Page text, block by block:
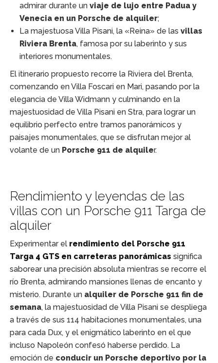
admirar durante un viaje de lujo entre Padua y
Venecia en un Porsche de alquiler;
La majestuosa Villa Pisani, la «Reina» de las villas
Riviera Brenta, famosa por su laberinto y sus
interiores monumentales.
El itinerario propuesto recorre la Riviera del Brenta,
comenzando en Villa Foscari en Mari, pasando por la
elegancia de Villa Widmann y culminando en la
majestuosidad de Villa Pisani en Stra, para lograr un
equilibrio perfecto entre tramos panorámicos y
paisajes monumentales, que se disfrutan mejor al
volante de un Porsche 911 de alquiler.
Rendimiento y leyendas de las
villas con un Porsche 911 Targa de
alquiler
Experimentar el rendimiento del Porsche 911
Targa 4 GTS en carreteras panorámicas significa
saborear una precisión absoluta mientras se recorre el
río Brenta, admirando mansiones llenas de encanto y
misterio. Durante un alquiler de Porsche 911 fin de
semana, la majestuosidad de Villa Pisani se despliega
a través de sus 114 habitaciones monumentales, una
para cada Dux, y el enigmático laberinto en el que
incluso Napoleón confesó haberse perdido. La
emoción de conducir un Porsche deportivo por la